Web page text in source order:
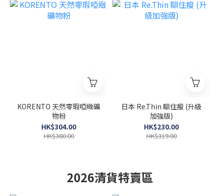
KORENTO 天然零瑕啞緻礦
物粉
HK$304.00
HK$380.00
日本 Re.Thin 瞓住瘦 (升級
加強版)
HK$230.00
HK$319.00
2026清貨特賣區